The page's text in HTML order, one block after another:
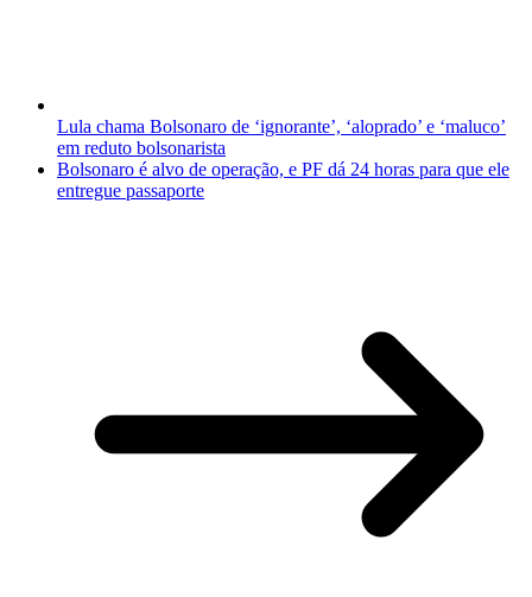
Lula chama Bolsonaro de ‘ignorante’, ‘aloprado’ e ‘maluco’
em reduto bolsonarista
Bolsonaro é alvo de operação, e PF dá 24 horas para que ele
entregue passaporte